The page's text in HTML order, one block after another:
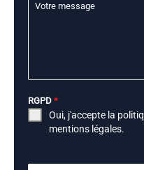
Votre message
RGPD *
Oui, j'accepte la
mentions légales.